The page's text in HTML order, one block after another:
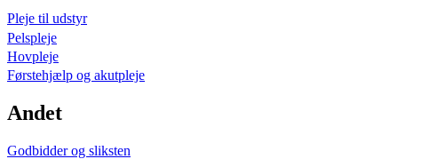
Pleje til udstyr
Pelspleje
Hovpleje
Førstehjælp og akutpleje
Andet
Godbidder og sliksten